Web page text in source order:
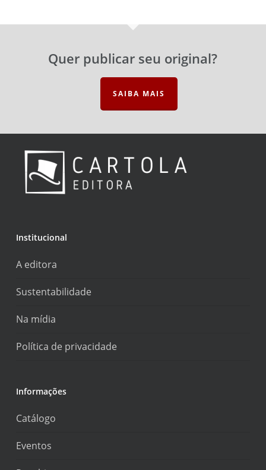
Quer publicar seu original?
SAIBA MAIS
Institucional
A editora
Sustentabilidade
Na mídia
Política de privacidade
Informações
Catálogo
Eventos